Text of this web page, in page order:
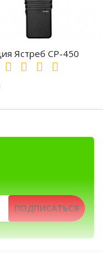
Ястреб СР-450
охоты и
для охоты
ПОДПИСАТЬСЯ